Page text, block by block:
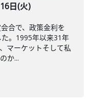
日(火)
合で、政策金利を
。1995年以来31年
マーケットそして私
か...